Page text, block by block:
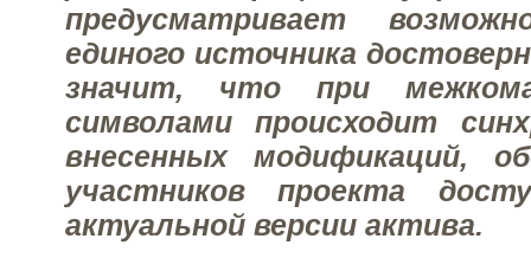
предусматривает
единого источника
значит, что при
символами происходит
внесенных модификаций,
участников проекта
актуальной версии актива.